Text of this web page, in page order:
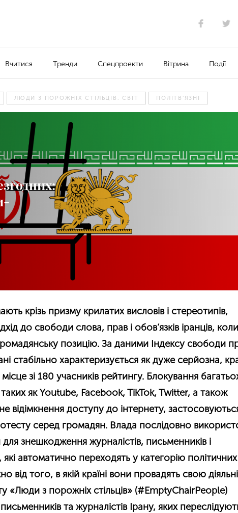
Вчитися Тренди Спецпроекти Вітрина Події
ЛЮДИ З ПОРОЖНІХ СТІЛЬЦІВ. СВІТ ПОЛІТВ'ЯЗНІ
крізь призму крилатих висловів і стереотипів,
до свободи слова, прав і обов’язків іранців, коли
позицію. За даними Індексу свободи
стабільно характеризується як дуже серйозна,
зі 180 учасників рейтингу. Блокування
таких як Youtube, Facebook, TikTok, Twitter, а також
відімкнення доступу до інтернету,
серед громадян. Влада послідовно
знешкодження журналістів, письменників і
які автоматично переходять у категорію політичних
від того, в якій країні вони провадять свою
«Люди з порожніх стільців» (#EmptyChairPeople)
та журналістів Ірану, яких